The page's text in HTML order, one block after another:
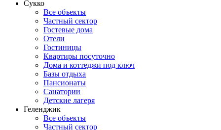
Сукко
Все объекты
Частный сектор
Гостевые дома
Отели
Гостиницы
Квартиры посуточно
Дома и коттеджи под ключ
Базы отдыха
Пансионаты
Санатории
Детские лагеря
Геленджик
Все объекты
Частный сектор